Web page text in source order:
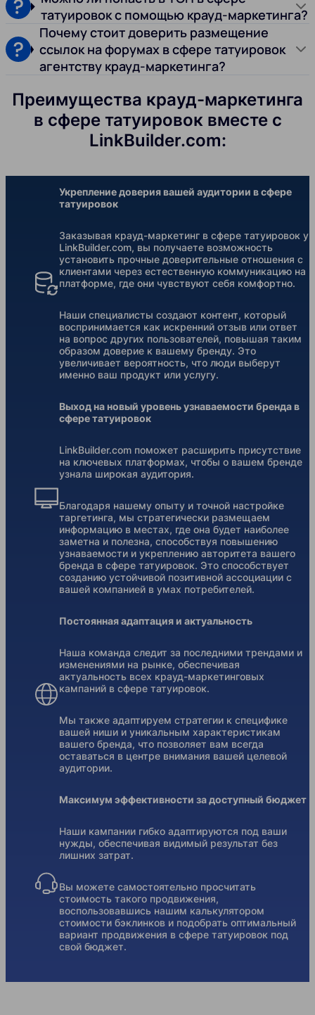
татуировок с помощью крауд-маркетинга?
Почему стоит доверить размещение
ссылок на форумах в сфере татуировок
агентству крауд-маркетинга?
Преимущества крауд-маркетинга
в сфере татуировок вместе с
LinkBuilder.com:
Укрепление доверия вашей аудитории в сфере
татуировок
Заказывая крауд-маркетинг в сфере татуировок у
LinkBuilder.com, вы получаете возможность
установить прочные доверительные отношения с
клиентами через естественную коммуникацию на
платформе, где они чувствуют себя комфортно.
Наши специалисты создают контент, который
воспринимается как искренний отзыв или ответ
на вопрос других пользователей, повышая таким
образом доверие к вашему бренду. Это
увеличивает вероятность, что люди выберут
именно ваш продукт или услугу.
Выход на новый уровень узнаваемости бренда в
сфере татуировок
LinkBuilder.com поможет расширить присутствие
на ключевых платформах, чтобы о вашем бренде
узнала широкая аудитория.
Благодаря нашему опыту и точной настройке
таргетинга, мы стратегически размещаем
информацию в местах, где она будет наиболее
заметна и полезна, способствуя повышению
узнаваемости и укреплению авторитета вашего
бренда в сфере татуировок. Это способствует
созданию устойчивой позитивной ассоциации с
вашей компанией в умах потребителей.
Постоянная адаптация и актуальность
Наша команда следит за последними трендами и
изменениями на рынке, обеспечивая
актуальность всех крауд-маркетинговых
кампаний в сфере татуировок.
Мы также адаптируем стратегии к специфике
вашей ниши и уникальным характеристикам
вашего бренда, что позволяет вам всегда
оставаться в центре внимания вашей целевой
аудитории.
Максимум эффективности за доступный бюджет
Наши кампании гибко адаптируются под ваши
нужды, обеспечивая видимый результат без
лишних затрат.
Вы можете самостоятельно просчитать
стоимость такого продвижения,
воспользовавшись нашим калькулятором
стоимости бэклинков и подобрать оптимальный
вариант продвижения в сфере татуировок под
свой бюджет.